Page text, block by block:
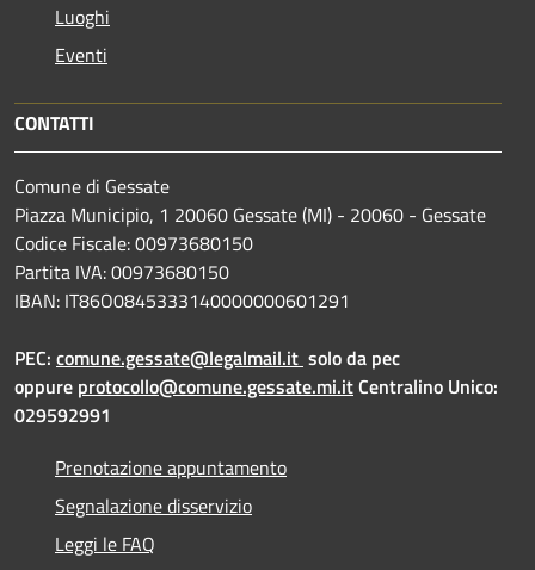
Luoghi
Eventi
CONTATTI
Comune di Gessate
Piazza Municipio, 1 20060 Gessate (MI) - 20060 - Gessate
Codice Fiscale: 00973680150
Partita IVA: 00973680150
IBAN: IT86O0845333140000000601291
PEC: comune.gessate@legalmail.it solo da pec
oppure protocollo@comune.gessate.mi.itCentralino Unico:
029592991
Prenotazione appuntamento
Segnalazione disservizio
Leggi le FAQ